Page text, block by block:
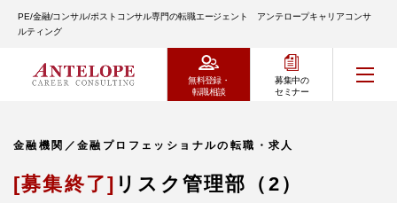
PE/金融/コンサル/ポストコンサル専門の転職エージェント アンテロープキャリアコンサ
ルティング
無料登録・
転職相談
募集中の
セミナー
金融機関／金融プロフェッショナルの転職・求人
[募集終了] リスク管理部（2）